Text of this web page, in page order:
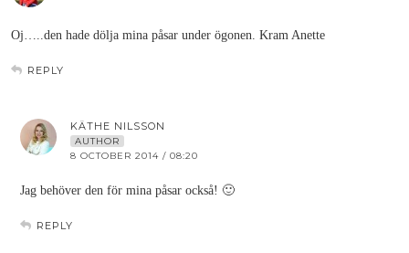
Oj…..den hade dölja mina påsar under ögonen. Kram Anette
REPLY
KÄTHE NILSSON
AUTHOR
8 OCTOBER 2014 / 08:20
Jag behöver den för mina påsar också! 🙂
REPLY